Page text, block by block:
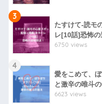
3
たすけて-読モ
レ[10話]恐怖の
6750 views
4
愛をこめて、
と激辛の唯斗の
6623 views